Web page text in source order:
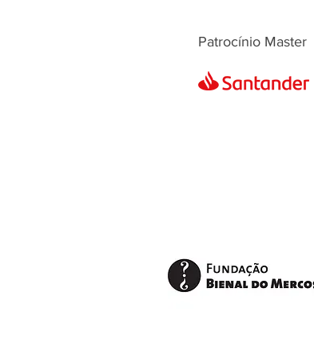
Patrocínio Master